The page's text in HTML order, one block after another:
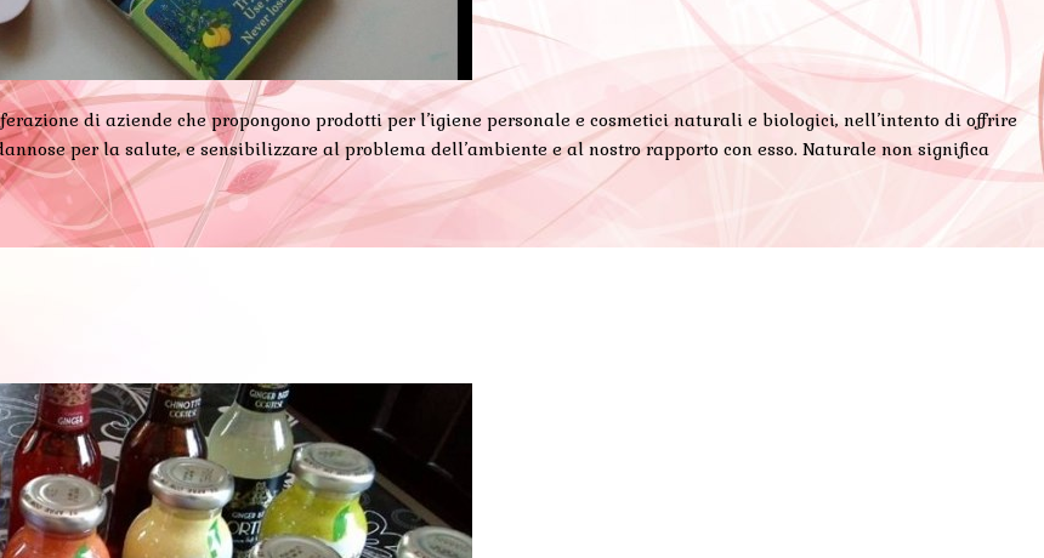
di aziende che propongono prodotti per l’igiene personale e cosmetici naturali e biologici, nell’intento di offrire
per la salute, e sensibilizzare al problema dell’ambiente e al nostro rapporto con esso. Naturale non significa